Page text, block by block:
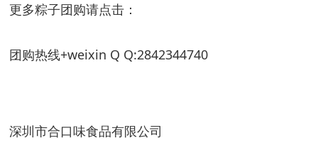
更多粽子团购请点击：
团购热线+weixin Q Q:2842344740
深圳市合口味食品有限公司